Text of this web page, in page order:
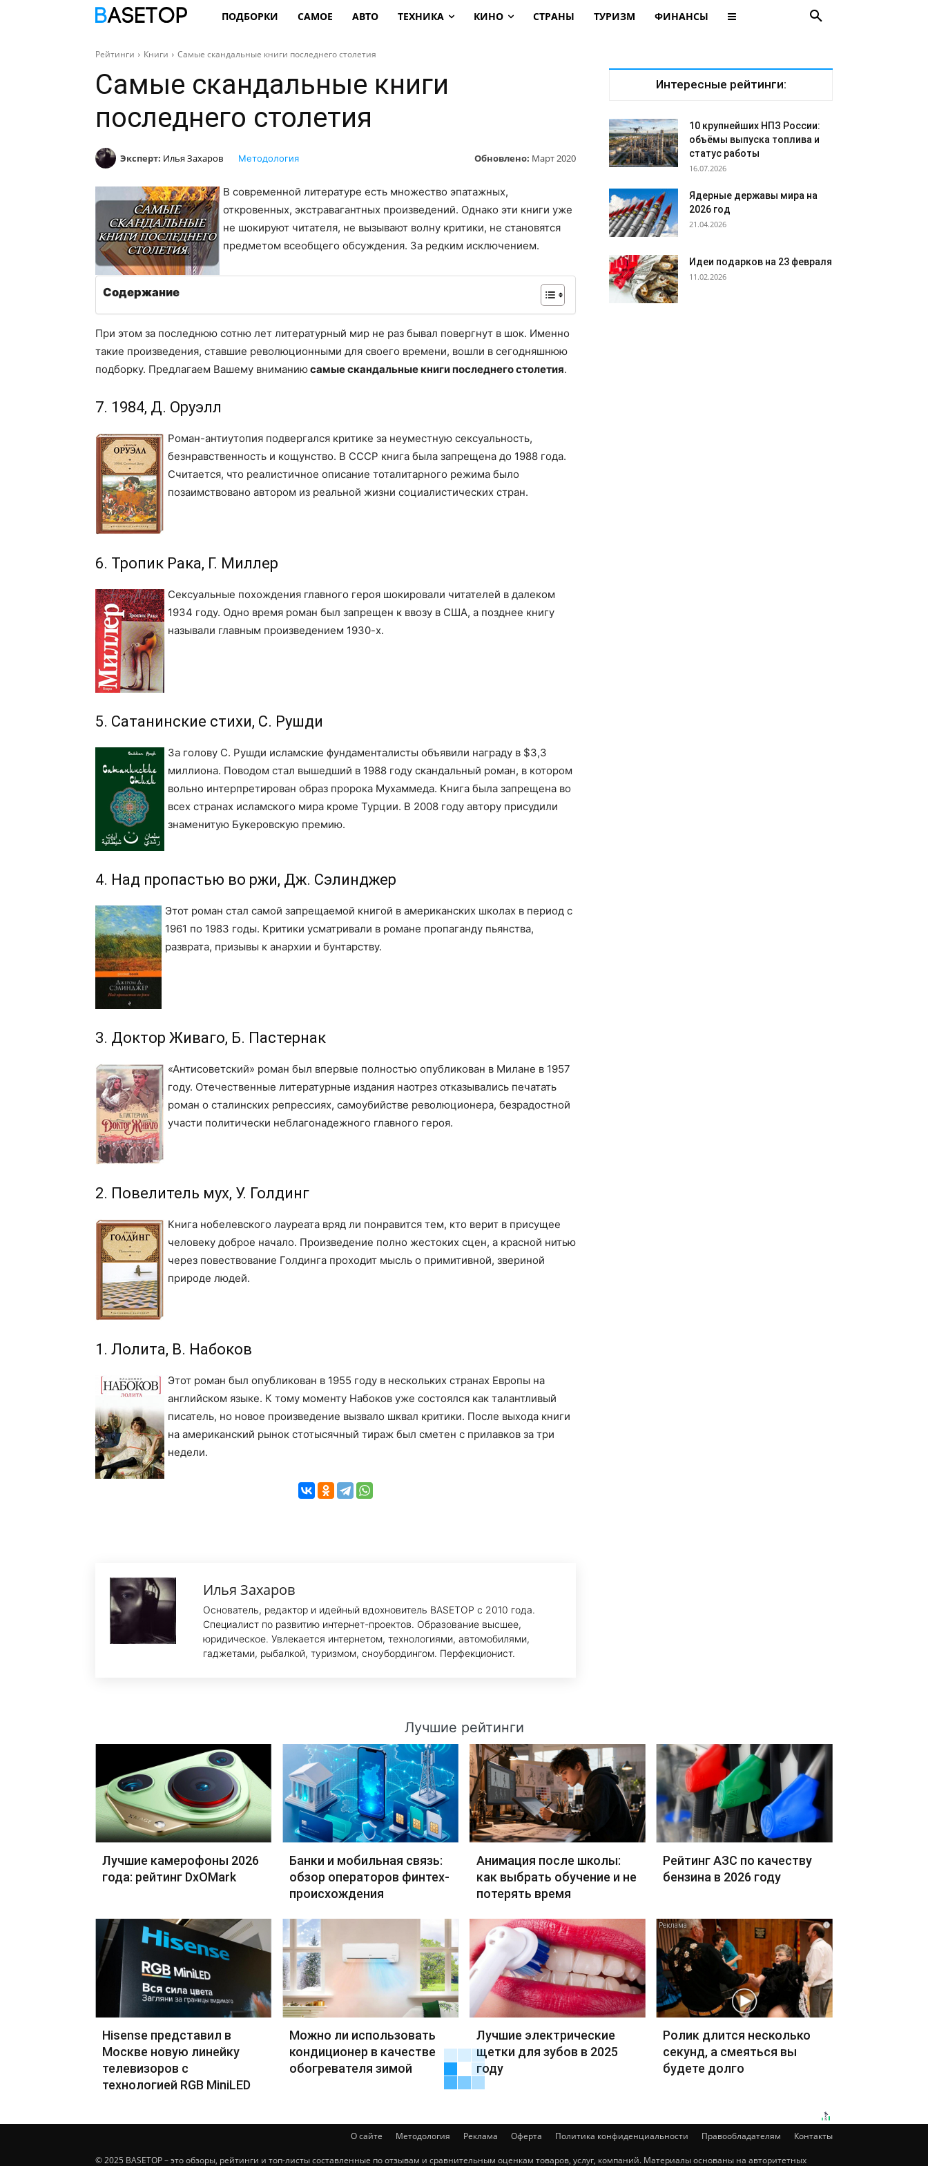
ПОДБОРКИ САМОЕ АВТО ТЕХНИКА КИНО СТРАНЫ ТУРИЗМ ФИНАНСЫ
Рейтинги Книги Самые скандальные книги последнего столетия
Самые скандальные книги
последнего столетия
Эксперт: Илья Захаров Обновлено: Март 2020
Методология
В современной литературе есть множество эпатажных,
откровенных, экстравагантных произведений. Однако эти книги уже
не шокируют читателя, не вызывают волну критики, не становятся
предметом всеобщего обсуждения. За редким исключением.
Содержание
При этом за последнюю сотню лет литературный мир не раз бывал повергнут в шок. Именно
такие произведения, ставшие революционными для своего времени, вошли в сегодняшнюю
подборку. Предлагаем Вашему вниманиюсамые скандальные книги последнего столетия.
7. 1984, Д. Оруэлл
Роман-антиутопия подвергался критике за неуместную сексуальность,
безнравственность и кощунство. В СССР книга была запрещена до 1988 года.
Считается, что реалистичное описание тоталитарного режима было
позаимствовано автором из реальной жизни социалистических стран.
6. Тропик Рака, Г. Миллер
Сексуальные похождения главного героя шокировали читателей в далеком
1934 году. Одно время роман был запрещен к ввозу в США, а позднее книгу
называли главным произведением 1930-х.
5. Сатанинские стихи, С. Рушди
За голову С. Рушди исламские фундаменталисты объявили награду в $3,3
миллиона. Поводом стал вышедший в 1988 году скандальный роман, в котором
вольно интерпретирован образ пророка Мухаммеда. Книга была запрещена во
всех странах исламского мира кроме Турции. В 2008 году автору присудили
знаменитую Букеровскую премию.
4. Над пропастью во ржи, Дж. Сэлинджер
Этот роман стал самой запрещаемой книгой в американских школах в период с
1961 по 1983 годы. Критики усматривали в романе пропаганду пьянства,
разврата, призывы к анархии и бунтарству.
3. Доктор Живаго, Б. Пастернак
«Антисоветский» роман был впервые полностью опубликован в Милане в 1957
году. Отечественные литературные издания наотрез отказывались печатать
роман о сталинских репрессиях, самоубийстве революционера, безрадостной
участи политически неблагонадежного главного героя.
2. Повелитель мух, У. Голдинг
Книга нобелевского лауреата вряд ли понравится тем, кто верит в присущее
человеку доброе начало. Произведение полно жестоких сцен, а красной нитью
через повествование Голдинга проходит мысль о примитивной, звериной
природе людей.
1. Лолита, В. Набоков
Этот роман был опубликован в 1955 году в нескольких странах Европы на
английском языке. К тому моменту Набоков уже состоялся как талантливый
писатель, но новое произведение вызвало шквал критики. После выхода книги
на американский рынок стотысячный тираж был сметен с прилавков за три
недели.
Илья Захаров
Основатель, редактор и идейный вдохновитель BASETOP с 2010 года.
Специалист по развитию интернет-проектов. Образование высшее,
юридическое. Увлекается интернетом, технологиями, автомобилями,
гаджетами, рыбалкой, туризмом, сноубордингом. Перфекционист.
Интересные рейтинги:
10 крупнейших НПЗ России:
объёмы выпуска топлива и
статус работы
16.07.2026
Ядерные державы мира на
2026 год
21.04.2026
Идеи подарков на 23 февраля
11.02.2026
Лучшие рейтинги
Лучшие камерофоны 2026
года: рейтинг DxOMark
Банки и мобильная связь:
обзор операторов финтех-
происхождения
Анимация после школы:
как выбрать обучение и не
потерять время
Рейтинг АЗС по качеству
бензина в 2026 году
Hisense представил в
Москве новую линейку
телевизоров с
технологией RGB MiniLED
Можно ли использовать
кондиционер в качестве
обогревателя зимой
Лучшие электрические
щетки для зубов в 2025
году
i
Ролик длится несколько
секунд, а смеяться вы
будете долго
О сайте Методология Реклама Оферта Политика конфиденциальности Правообладателям Контакты
© 2025 BASETOP – это обзоры, рейтинги и топ-листы составленные по отзывам и сравнительным оценкам товаров, услуг, компаний. Материалы основаны на авторитетных